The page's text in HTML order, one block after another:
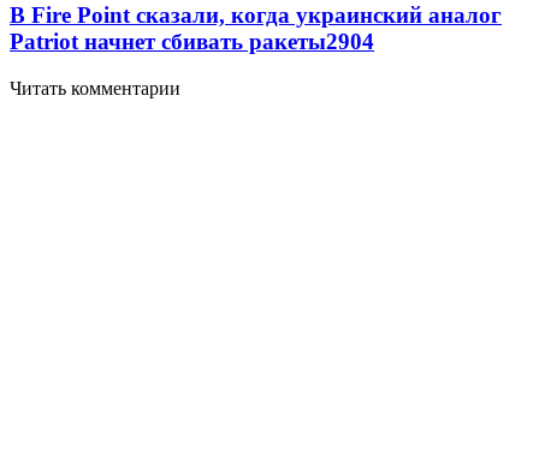
В Fire Point сказали, когда украинский аналог
Patriot начнет сбивать ракеты2904
Читать комментарии